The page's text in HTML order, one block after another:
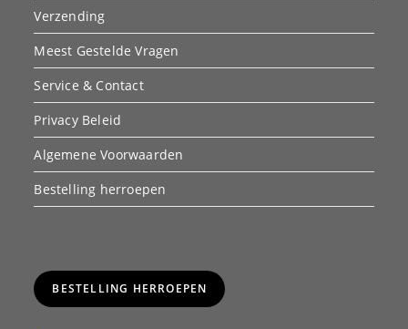
Verzending
Meest Gestelde Vragen
Service & Contact
Privacy Beleid
Algemene Voorwaarden
Bestelling herroepen
BESTELLING HERROEPEN